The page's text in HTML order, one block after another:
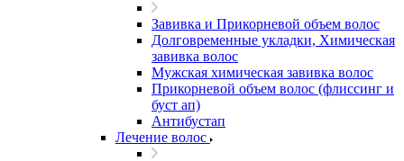
Завивка и Прикорневой объем волос
Долговременные укладки, Химическая
завивка волос
Мужская химическая завивка волос
Прикорневой объем волос (флиссинг и
буст ап)
Антибустап
Лечение волос